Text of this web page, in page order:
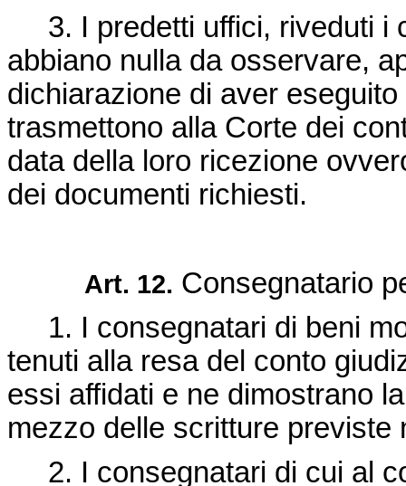
3. I predetti uffici, riveduti i
abbiano nulla da osservare,
dichiarazione di aver
trasmettono alla Corte dei
data della loro ricezione
dei documenti richiesti.
Art. 12. Consegnatario
1. I consegnatari di beni
tenuti alla resa del conto
essi affidati e ne dimostrano
mezzo delle scritture previste
2. I consegnatari di cui al